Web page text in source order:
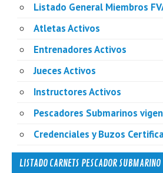
Listado General Miembros
Atletas Activos
Entrenadores Activos
Jueces Activos
Instructores Activos
Pescadores Submarinos
Credenciales y Buzos
LISTADO CARNETS PESCADOR SUBMARINO